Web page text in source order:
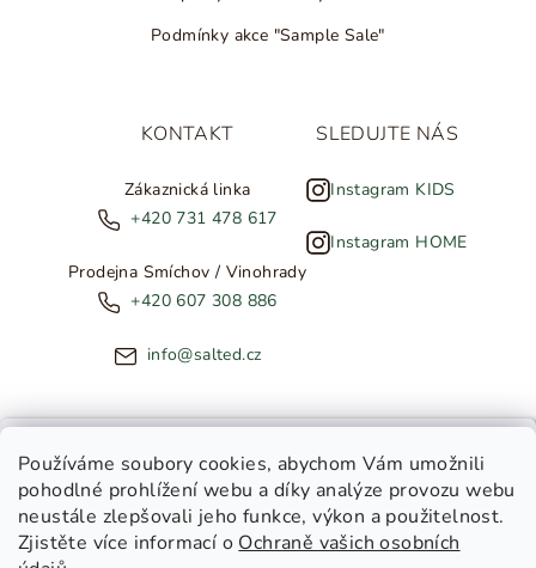
Používáme soubory cookies, abychom Vám umožnili
pohodlné prohlížení webu a díky analýze provozu webu
neustále zlepšovali jeho funkce, výkon a použitelnost.
Zjistěte více informací o Ochraně vašich osobních
Podmínky akce "Sample Sale"
KONTAKT
Zákaznická linka
+420 731 478 617
Prodejna Smíchov / Vinohrady
+420 607 308 886
info@salted.cz
SLEDUJTE NÁS
Instagram KIDS
Instagram HOME
Copyright 2026SALTED. Všechna práva vyhrazena.Upravit
nastavení cookies
NOVINKY ZE SALTED
Toužíte dostávat novinky z